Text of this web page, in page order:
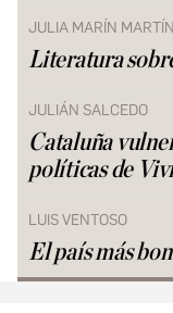
JULIA MARÍN
Literatura
JULIÁN SALCEDO
Cataluña
políticas de
LUIS VENTOSO
El país más